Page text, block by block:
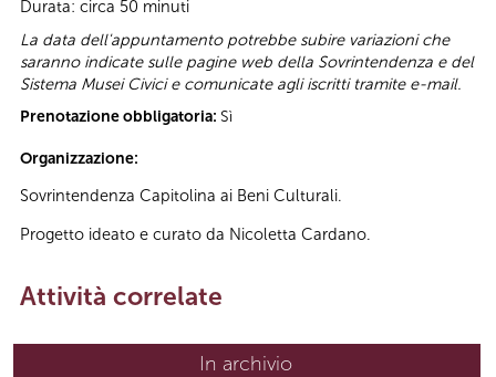
Durata: circa 50 minuti
La data dell'appuntamento potrebbe subire variazioni che
saranno indicate sulle pagine web della Sovrintendenza e del
Sistema Musei Civici e comunicate agli iscritti tramite e-mail.
Prenotazione obbligatoria: Sì
Organizzazione:
Sovrintendenza Capitolina ai Beni Culturali.
Progetto ideato e curato da Nicoletta Cardano.
Attività correlate
In archivio